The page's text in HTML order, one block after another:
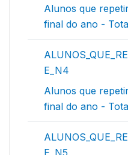
Alunos que
final do ano -
E_N4
Alunos que
final do ano -
E_N5